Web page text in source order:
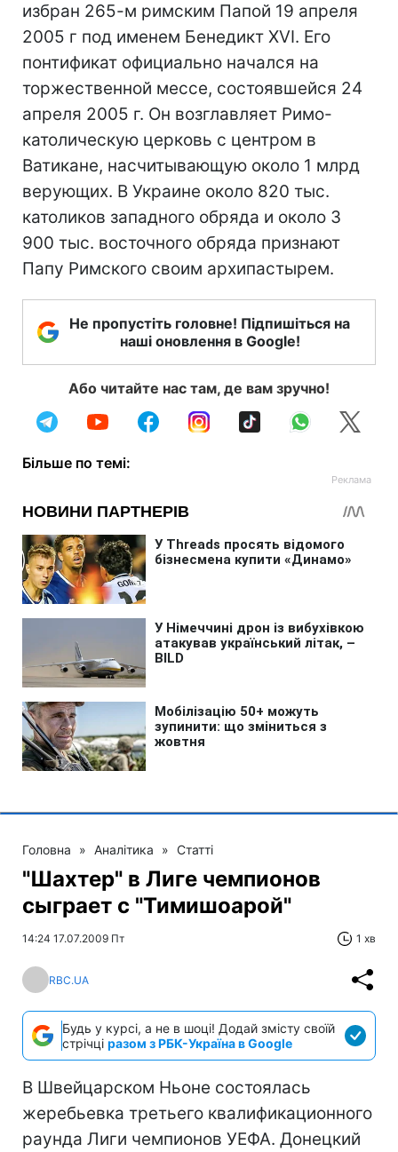
избран 265-м римским Папой 19 апреля
2005 г под именем Бенедикт XVI. Его
понтификат официально начался на
торжественной мессе, состоявшейся 24
апреля 2005 г. Он возглавляет Римо-
католическую церковь с центром в
Ватикане, насчитывающую около 1 млрд
верующих. В Украине около 820 тыс.
католиков западного обряда и около 3
900 тыс. восточного обряда признают
Папу Римского своим архипастырем.
Не пропустіть головне! Підпишіться на
наші оновлення в Google!
Або читайте нас там, де вам зручно!
Більше по темі:
Головна » Аналітика » Статті
"Шахтер" в Лиге чемпионов
сыграет с "Тимишоарой"
14:24 17.07.2009 Пт 1 хв
RBC.UA
Будь у курсі, а не в шоці! Додай змісту своїй
стрічці разом з РБК-Україна в Google
В Швейцарском Ньоне состоялась
жеребьевка третьего квалификационного
раунда Лиги чемпионов УЕФА. Донецкий